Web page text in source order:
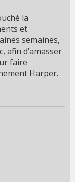
la
et
semaines,
afin d’amasser
faire
Harper.